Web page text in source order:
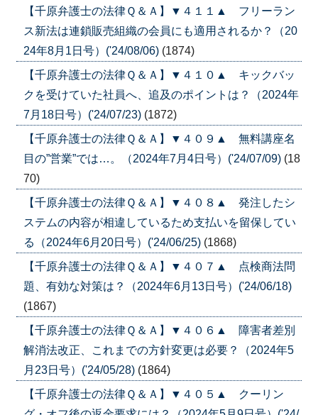
【千原弁護士の法律Ｑ＆Ａ】▼４１１▲ フリーラン
ス新法は連鎖販売組織の会員にも適用されるか？（20
24年8月1日号）('24/08/06) (1874)
【千原弁護士の法律Ｑ＆Ａ】▼４１０▲ キックバッ
クを受けていた社員へ、追及のポイントは？（2024年
7月18日号）('24/07/23) (1872)
【千原弁護士の法律Ｑ＆Ａ】▼４０９▲ 無料講座名
目の”営業”では…。（2024年7月4日号）('24/07/09) (18
70)
【千原弁護士の法律Ｑ＆Ａ】▼４０８▲ 発注したシ
ステムの内容が相違しているため支払いを留保してい
る（2024年6月20日号）('24/06/25) (1868)
【千原弁護士の法律Ｑ＆Ａ】▼４０７▲ 点検商法問
題、有効な対策は？（2024年6月13日号）('24/06/18)
(1867)
【千原弁護士の法律Ｑ＆Ａ】▼４０６▲ 障害者差別
解消法改正、これまでの方針変更は必要？（2024年5
月23日号）('24/05/28) (1864)
【千原弁護士の法律Ｑ＆Ａ】▼４０５▲ クーリン